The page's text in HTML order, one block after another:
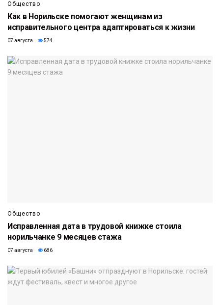
Общество
Как в Норильске помогают женщинам из
исправительного центра адаптироваться к жизни
07 августа 574
Общество
Исправленная дата в трудовой книжке стоила
норильчанке 9 месяцев стажа
07 августа 686